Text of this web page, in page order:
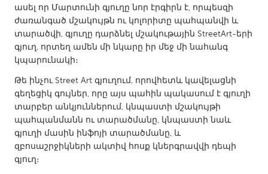
Leiden
Rotterdam
Utrecht
QATAR
Qatar
SINGAPORE
Singapore
ասել որ Մարտունի գյուղը նոր էրգիրն է, որպեսզի
ժառանգած մշակույթն ու կոլորիտը պահպանվի և
տարածվի, գյուղը դարձնել մշակութային StreetArt-երի
գյուղ, որտեղ ամեն մի նկարը իր մեջ մի նահանգ
կպարունակի։
Թե ինչու Street Art գյուղում, որովհետև կավելացնի
գեղեցիկ գույներ, որը այս պահին պակասում է գյուղի
տարբեր անկյուններում, կնպաստի մշակույթի
պահպանմանն ու տարածմանը, կնպաստի նաև
գյուղի մասին ինֆոյի տարածմանը, և
զբոսաշրջիկների ակտիվ հոսք կներգրավվի դեպի
գյուղ։